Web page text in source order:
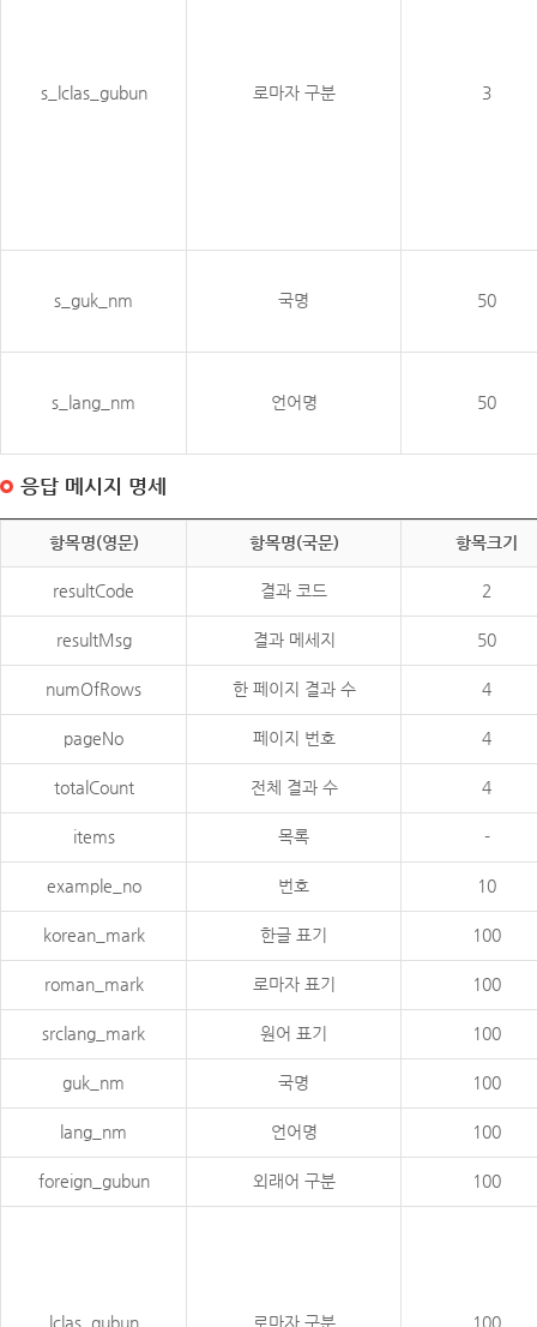
s_lclas_gubun 로마자 구분 3
s_guk_nm 국명 50
s_lang_nm 언어명 50
응답 메시지 명세
항목명(영문) 항목명(국문) 항목크기
resultCode 결과 코드 2
resultMsg 결과 메세지 50
numOfRows 한 페이지 결과 수 4
pageNo 페이지 번호 4
totalCount 전체 결과 수 4
items 목록 -
example_no 번호 10
korean_mark 한글 표기 100
roman_mark 로마자 표기 100
srclang_mark 원어 표기 100
guk_nm 국명 100
lang_nm 언어명 100
foreign_gubun 외래어 구분 100
lclas_gubun 로마자 구분 100